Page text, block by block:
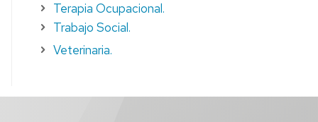
Terapia Ocupacional.
Trabajo Social.
Veterinaria.